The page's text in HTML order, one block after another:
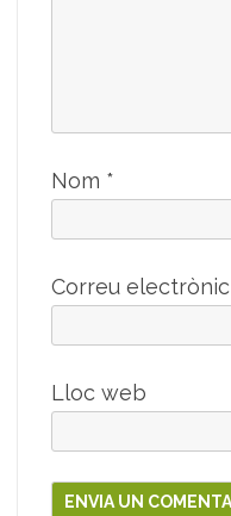
Nom *
Correu electrònic
Lloc web